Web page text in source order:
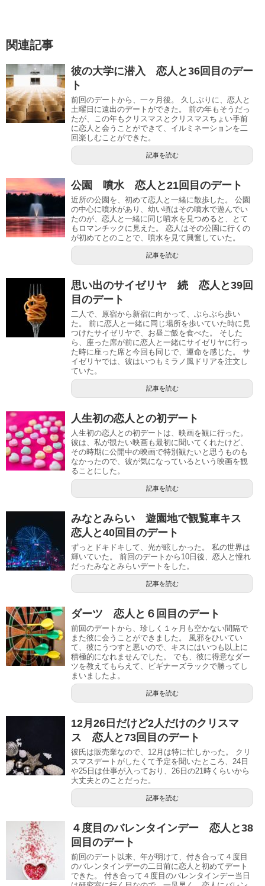
関連記事
彼の大学に潜入 恋人と36回目のデー
ト
前回のデートから、一ヶ月後。 久しぶりに、恋人と
土曜日に遠出のデートができた。 前の年もそうだっ
たが、この年もクリスマスとクリスマスちょい手前
に恋人と会うことができて、イルミネーションを二
回楽しむことができた。
記事を読む
公園 噴水 恋人と21回目のデート
近所の公園を、初めて恋人と一緒に散歩した。 公園
の中心に噴水があり、幼い頃はその噴水で遊んでい
たのが、恋人と一緒に同じ噴水を見つめると、とて
もロマンチックに見えた。 恋人はその公園に行くの
が初めてとのことで、噴水を見て興奮していた。
記事を読む
思い出のサイゼリヤ 続 恋人と39回
目のデート
二人で、原宿から新宿に向かって、ぶらぶら歩い
た。 前に恋人と一緒に同じ場所を歩いていた時に見
つけたサイゼリヤで、お昼ご飯を食べた。 そした
ら、座った席が前に恋人と一緒にサイゼリヤに行っ
た時に座った席と今回も同じで、運命を感じた。 サ
イゼリヤでは、彼はいつもミラノ風ドリアを注文し
ていた。
記事を読む
人生初の恋人との初デート
人生初の恋人との初デートは、映画を観に行った。
彼は、私が観たい映画も最初に聞いてくれたけど、
その時期に公開中の映画で特別観たいと思うものも
なかったので、彼が気になっているという映画を観
ることにした。
記事を読む
みなとみらい 遊園地で観覧車キス
恋人と40回目のデート
ずっとドキドキして、光が眩しかった。 私の世界は
輝いていた。 前回のデートから10日後、恋人と憧れ
だったみなとみらいデートをした。
記事を読む
ダーツ 恋人と６回目のデート
前回のデートから、珍しく１ヶ月も空かない間隔で
また彼に会うことができました。 風邪をひいてい
て、彼にうつすと悪いので、キスにはいつも以上に
積極的になれませんでした。 でも、彼に得意なダー
ツを教えてもらえて、ビギナーズラックで勝ってし
まいましたよ。
記事を読む
12月26日だけど2人だけのクリスマ
ス 恋人と73回目のデート
彼氏は販売業なので、12月は特に忙しかった。 クリ
スマスデートがしたくて予定を聞いたところ、24日
や25日は仕事が入っており、26日の21時くらいから
大丈夫とのことだった。
記事を読む
４度目のバレンタインデー 恋人と38
回目のデート
前回のデート以来、年が明けて、付き合って４度目
のバレンタインデーの二日前に恋人と初めてデート
できた。 付き合って４度目のバレンタインデー当日